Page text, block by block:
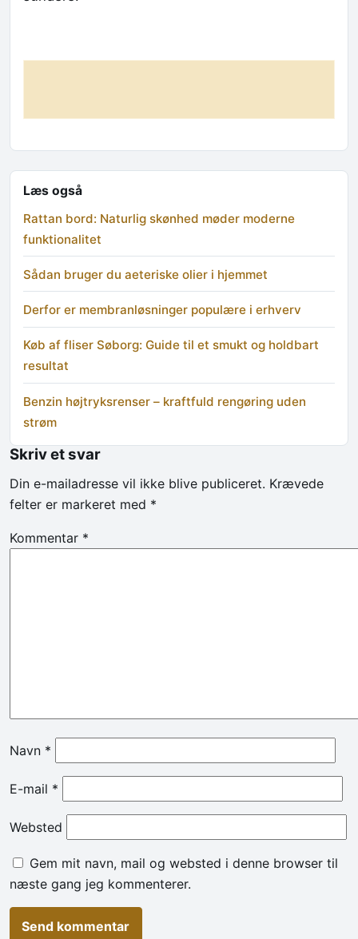
Læs også
Rattan bord: Naturlig skønhed møder moderne
funktionalitet
Sådan bruger du aeteriske olier i hjemmet
Derfor er membranløsninger populære i erhverv
Køb af fliser Søborg: Guide til et smukt og holdbart
resultat
Benzin højtryksrenser – kraftfuld rengøring uden
strøm
Skriv et svar
Din e-mailadresse vil ikke blive publiceret. Krævede
felter er markeret med *
Kommentar *
Navn *
E-mail *
Websted
Gem mit navn, mail og websted i denne browser til
næste gang jeg kommenterer.